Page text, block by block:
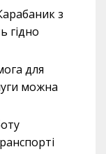
з
гідно
для
можна